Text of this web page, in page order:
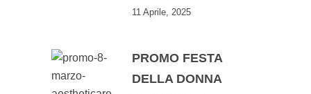
11 Aprile, 2025
PROMO FESTA
DELLA DONNA